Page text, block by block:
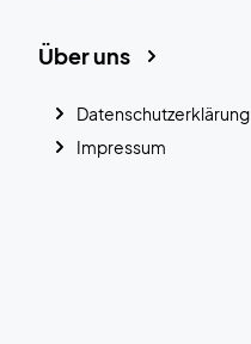
Über uns
Datenschutzerklärung
Impressum